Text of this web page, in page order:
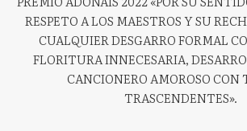
RESPETO A LOS MAESTROS Y SU
CUALQUIER DESGARRO FORMAL
FLORITURA INNECESARIA,
CANCIONERO AMOROSO CON
TRASCENDENTES».